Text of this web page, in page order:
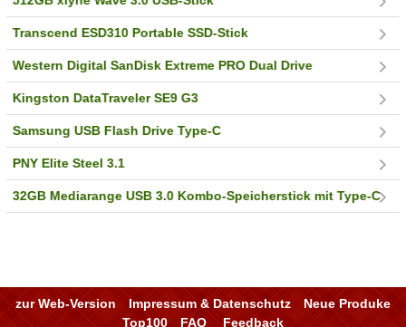
Transcend ESD310 Portable SSD-Stick
Western Digital SanDisk Extreme PRO Dual Drive
Kingston DataTraveler SE9 G3
Samsung USB Flash Drive Type-C
PNY Elite Steel 3.1
32GB Mediarange USB 3.0 Kombo-Speicherstick mit Type-C
zur Web-Version Impressum & Datenschutz
Neue Produke
Top100
FAQ Feedback